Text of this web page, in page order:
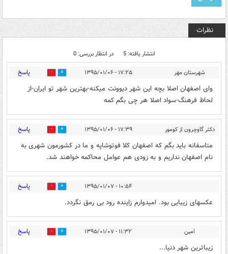
نظرات
انتشار یافته: 5 در انتظار بررسی: 0
شهرستان مهر ۱۷:۲۵ - ۱۳۹۵/۰۱/۰۶ 0 پاسخ
وای اصفهان اصلا بچه این شهر دیوونت میکنه-بهترین شهر تو ایران-از
لحاظ فرهنگ-سواد اصلا هر چی بگم کمه
دکتر گاوچرون از کومور ۱۷:۳۹ - ۱۳۹۵/۰۱/۰۶ 0 پاسخ
متاسفانه باید بگم که اصفهان کلا فوتوشاپه و ما در کشورمون شهری به
نام اصفهان نداریم و به زودی هم عوامل محاکمه خواهند شد.
۱۰:۵۴ - ۱۳۹۵/۰۱/۰۷ 0 پاسخ
عکسهای زیبایی بود. امیدوارم زاینده رود بی رمق نگردد.
امین ۱۱:۳۲ - ۱۳۹۵/۰۱/۰۷ 0 پاسخ
زیباترین شهر دنیا...